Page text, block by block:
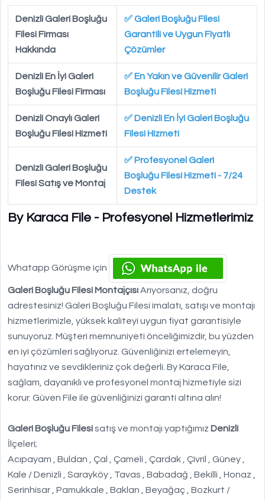
By Karaca File - Profesyonel Hizmetlerimiz
Denizli Galeri Boşluğu
Filesi Firması
Hakkında
✅ Galeri Boşluğu Filesi
Garantili ve Uygun Fiyatlı
Çözümler
Denizli En İyi Galeri
Boşluğu Filesi Firması
✅ En Yakın ve Güvenilir Galeri
Boşluğu Filesi Hizmeti
Denizli Onaylı Galeri
Boşluğu Filesi Hizmeti
✅ Denizli En İyi Galeri Boşluğu
Filesi Hizmeti
Denizli Galeri Boşluğu
Filesi Satış ve Montaj
✅ Profesyonel Galeri
Boşluğu Filesi Hizmeti - 7/24
Destek
Whatapp Görüşme için
Galeri Boşluğu Filesi MontajçısıArıyorsanız, doğru
adrestesiniz! Galeri Boşluğu Filesi imalatı, satışı ve montajı
hizmetlerimizle, yüksek kaliteyi uygun fiyat garantisiyle
sunuyoruz. Müşteri memnuniyeti önceliğimizdir, bu yüzden
en iyi çözümleri sağlıyoruz. Güvenliğinizi ertelemeyin,
hayatınız ve sevdikleriniz çok değerli. By Karaca File,
sağlam, dayanıklı ve profesyonel montaj hizmetiyle sizi
korur. Güven File ile güvenliğinizi garanti altına alın!
Galeri Boşluğu Filesisatış ve montajı yaptığımız Denizli
İlçeleri;
Acıpayam , Buldan , Çal , Çameli , Çardak , Çivril , Güney ,
Kale / Denizli , Sarayköy , Tavas , Babadağ , Bekilli , Honaz ,
Serinhisar , Pamukkale , Baklan , Beyağaç , Bozkurt /